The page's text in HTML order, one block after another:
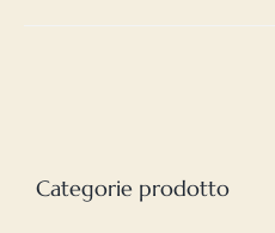
Categorie prodotto